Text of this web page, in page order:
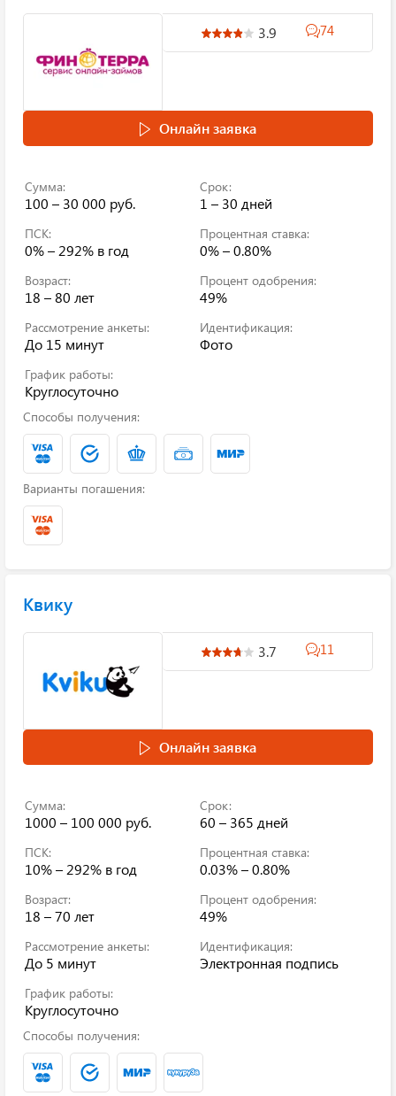
3.9 74
Онлайн заявка
Сумма:
100 – 30 000 руб.
Срок:
1 – 30 дней
ПСК:
0% – 292% в год
Процентная ставка:
0% – 0.80%
Возраст:
18 – 80 лет
Процент одобрения:
49%
Рассмотрение анкеты:
До 15 минут
Идентификация:
Фото
График работы:
Круглосуточно
Способы получения:
Варианты погашения:
Квику
3.7 11
Онлайн заявка
Сумма:
1000 – 100 000 руб.
Срок:
60 – 365 дней
ПСК:
10% – 292% в год
Процентная ставка:
0.03% – 0.80%
Возраст:
18 – 70 лет
Процент одобрения:
49%
Рассмотрение анкеты:
До 5 минут
Идентификация:
Электронная подпись
График работы:
Круглосуточно
Способы получения: